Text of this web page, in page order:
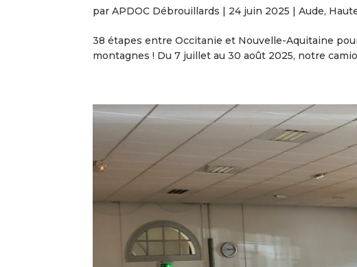
par APDOC Débrouillards 24 juin 2025 Aude,
38 étapes entre Occitanie et Nouvelle-Aquitaine
montagnes ! Du 7 juillet au 30 août 2025, notre